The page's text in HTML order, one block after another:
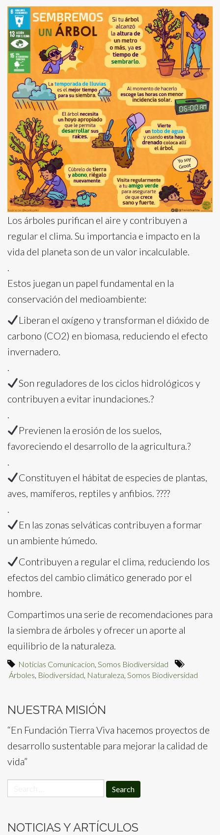
Los árboles purifican el aire y contribuyen a
regular el clima. Su importancia e impacto en la
vida del planeta son de un valor incalculable.
.
Estos juegan un papel fundamental en la
conservación del medioambiente:
Liberan el oxígeno y transforman el dióxido de
carbono (CO2) en biomasa, reduciendo el efecto
invernadero.
.
Son reguladores de los ciclos hidrológicos y
contribuyen a evitar inundaciones.?
.
Previenen la erosión de los suelos,
favoreciendo el desarrollo de la agricultura.?
.
Constituyen el hábitat de especies de plantas,
aves, mamíferos, reptiles y anfibios. ????
.
En las zonas selváticas contribuyen a formar
un ambiente húmedo.
Contribuyen a regular el clima, reduciendo los
efectos del cambio climático generado por el
hombre.
Compartimos una serie de recomendaciones para
la siembra de árboles y ofrecer un aporte al
equilibrio de la naturaleza.
Noticias Comunicacion, Somos Biodiversidad
Árboles, Biodiversidad, Naturaleza, Somos Biodiversidad
NUESTRA MISIÓN
“En Fundación Tierra Viva hacemos proyectos de
desarrollo sustentable para mejorar la calidad de
vida”
for:
NOTICIAS Y ARTÍCULOS